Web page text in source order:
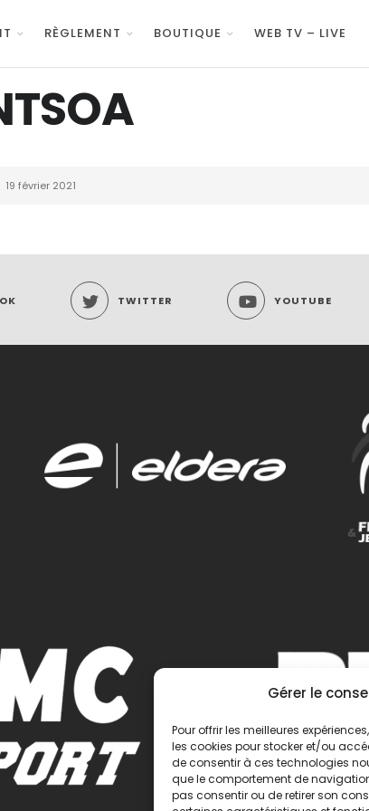
Gérer le
Pour offrir les meilleures
les cookies pour stocker et/ou
de consentir à ces technologies
que le comportement de
pas consentir ou de retirer son
RÈGLEMENT BOUTIQUE WEB TV – LIVE
19 février 2021
TWITTER YOUTUBE